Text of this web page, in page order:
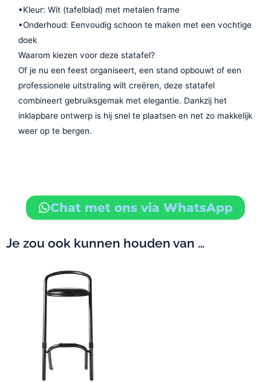
•Kleur: Wit (tafelblad) met metalen frame
•Onderhoud: Eenvoudig schoon te maken met een vochtige
doek
Waarom kiezen voor deze statafel?
Of je nu een feest organiseert, een stand opbouwt of een
professionele uitstraling wilt creëren, deze statafel
combineert gebruiksgemak met elegantie. Dankzij het
inklapbare ontwerp is hij snel te plaatsen en net zo makkelijk
weer op te bergen.
Chat met ons via WhatsApp
Je zou ook kunnen houden van …